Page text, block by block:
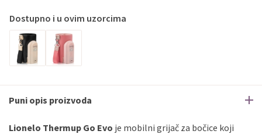
Erste
Maestro
Erste
Sve banke
Sve banke
Maestro
Jednokratno
Dostupno i u ovim uzorcima
Puni opis proizvoda
Lionelo Thermup Go Evo je mobilni grijač za bočice koji